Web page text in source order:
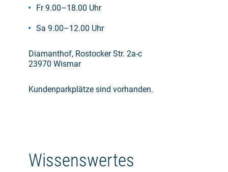
Fr 9.00–18.00 Uhr
Sa 9.00–12.00 Uhr
Diamanthof, Rostocker Str. 2a-c
23970 Wismar
Kundenparkplätze sind vorhanden.
Wissenswertes